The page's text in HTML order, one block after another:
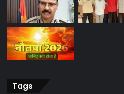
Tags